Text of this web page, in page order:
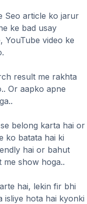
Seo article ko jarur
ke bad usay
YouTube video ke
result me rakhta
Or aapko apne
belong karta hai or
ko batata hai ki
hai or bahut
show hoga..
hai, lekin fir bhi
isliye hota hai kyonki